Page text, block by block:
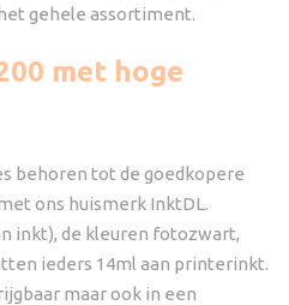
gehele assortiment.
met hoge
behoren tot de goedkopere
ons huismerk InktDL.
inkt), de kleuren fotozwart,
ieders 14ml aan printerinkt.
maar ook in een